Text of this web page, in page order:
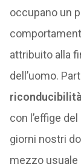
occupano un
attribuito alla
dell’uomo.
con l’effige
giorni nostri
mezzo usuale